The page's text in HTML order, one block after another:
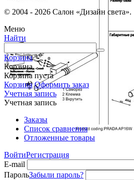
© 2004 - 2026 Салон «Дизайн света».
Меню
Найти
Корзина
Корзина
Корзина пуста
Корзина Оформить заказ
Учетная запись
Учетная запись
Заказы
Список сравнения
Отложенные товары
ВойтиРегистрация
E-mail
ПарольЗабыли пароль?